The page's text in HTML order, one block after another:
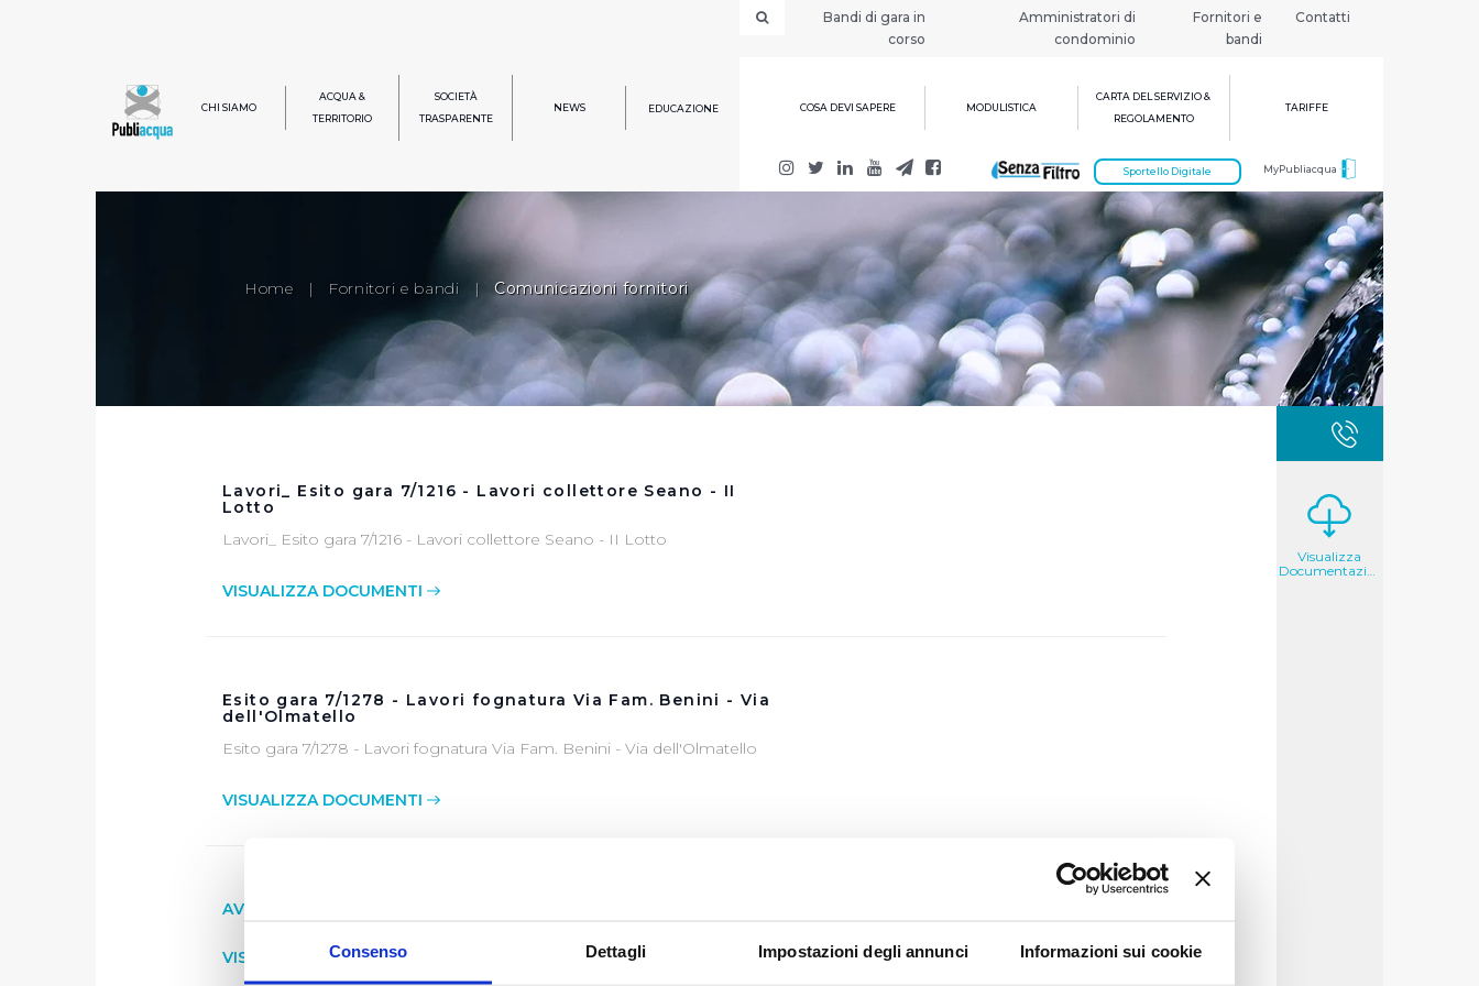
Consenso Dettagli Impostazioni degli annunci Informazioni sui cookie
Bandi di gara in
corso
Amministratori di
condominio
Fornitori e
bandi
Contatti
CHI SIAMO
ACQUA &
TERRITORIO
SOCIETÀ
TRASPARENTE
NEWS EDUCAZIONE COSA DEVI SAPERE MODULISTICA
CARTA DEL SERVIZIO &
REGOLAMENTO
TARIFFE
MyPubliacqua
Sportello Digitale
Home | Fornitori e bandi | Comunicazioni fornitori
Lavori_ Esito gara 7/1216 - Lavori collettore Seano - II
Lotto
Lavori_ Esito gara 7/1216 - Lavori collettore Seano - II Lotto
VISUALIZZA DOCUMENTI
Esito gara 7/1278 - Lavori fognatura Via Fam. Benini - Via
dell'Olmatello
Esito gara 7/1278 - Lavori fognatura Via Fam. Benini - Via dell'Olmatello
VISUALIZZA DOCUMENTI
AVVISO AGLI OPERATORI ECONOMICI
VISUALIZZA DOCUMENTI
Visualizza
Documentazione